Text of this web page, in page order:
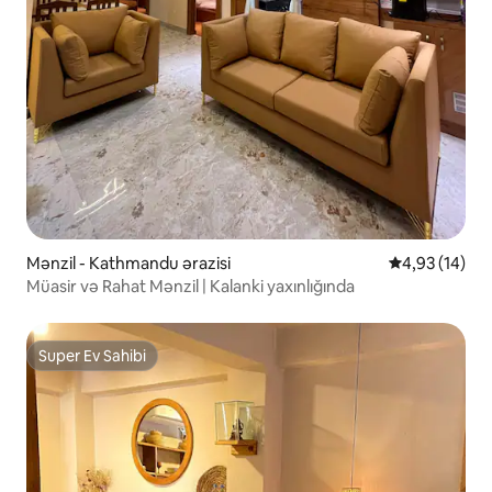
Mənzil - Kathmandu ərazisi Ortalama
4,93 (14)
Müasir və Rahat Mənzil | Kalanki yaxınlığında
Super Ev Sahibi
Super Ev Sahibi